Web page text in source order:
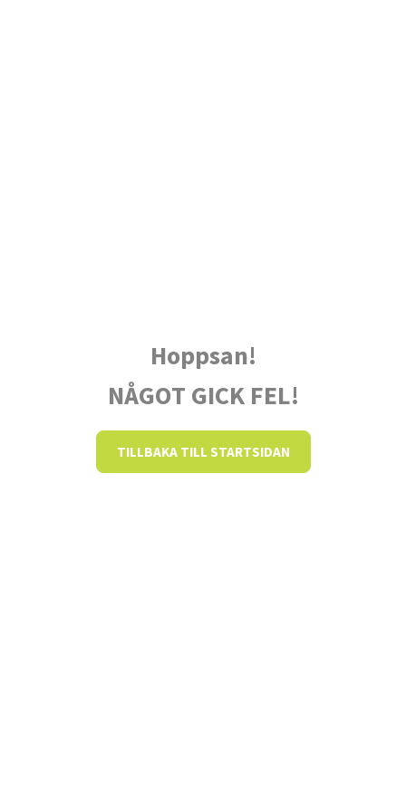
Hoppsan!
NÅGOT GICK FEL!
TILLBAKA TILL STARTSIDAN